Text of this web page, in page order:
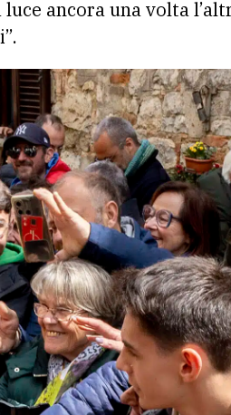
ancora una volta